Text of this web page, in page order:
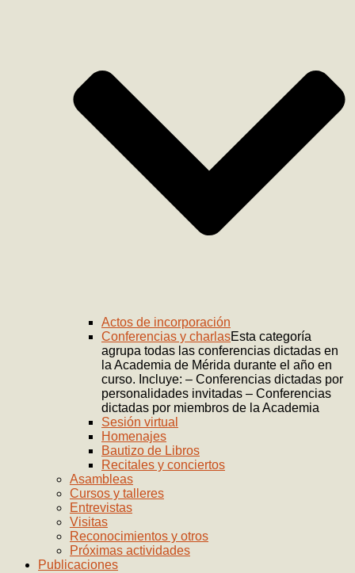
Actos de incorporación
Conferencias y charlasEsta categoría
agrupa todas las conferencias dictadas en
la Academia de Mérida durante el año en
curso. Incluye: – Conferencias dictadas por
personalidades invitadas – Conferencias
dictadas por miembros de la Academia
Sesión virtual
Homenajes
Bautizo de Libros
Recitales y conciertos
Asambleas
Cursos y talleres
Entrevistas
Visitas
Reconocimientos y otros
Próximas actividades
Publicaciones